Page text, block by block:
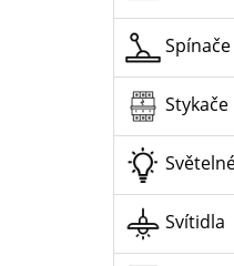
Spínače
Stykače
Svítidla